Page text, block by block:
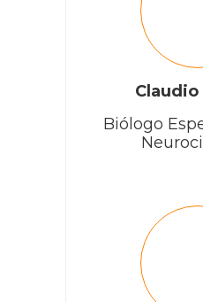
Claudio
Biólogo